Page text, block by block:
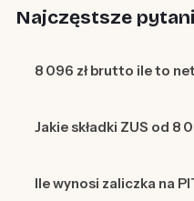
Najczęstsze
8 096 zł brutto ile to
Jakie składki ZUS od 8
Ile wynosi zaliczka na